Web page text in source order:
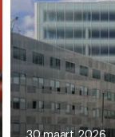
30 maart 2026